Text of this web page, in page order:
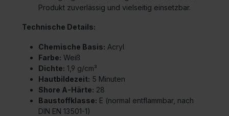
Produkt zuverlässig und vielseitig einsetzbar.
Technische Details:
Chemische Basis: Acryl
Farbe: Weiß
Dichte: 1,9 g/cm³
Hautbildezeit: 5 Minuten
Shore A-Härte: 28
Baustoffklasse: E (normal entflammbar, nach
DIN EN 13501-1)